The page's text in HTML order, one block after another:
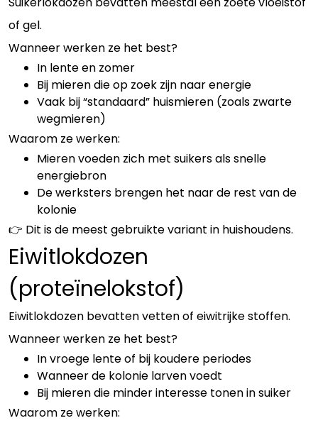
of gel.
Wanneer werken ze het best?
In lente en zomer
Bij mieren die op zoek zijn naar energie
Vaak bij “standaard” huismieren (zoals zwarte
wegmieren)
Waarom ze werken:
Mieren voeden zich met suikers als snelle
energiebron
De werksters brengen het naar de rest van de
kolonie
👉 Dit is de meest gebruikte variant in huishoudens.
Eiwitlokdozen
(proteïnelokstof)
Eiwitlokdozen bevatten vetten of eiwitrijke stoffen.
Wanneer werken ze het best?
In vroege lente of bij koudere periodes
Wanneer de kolonie larven voedt
Bij mieren die minder interesse tonen in suiker
Waarom ze werken: